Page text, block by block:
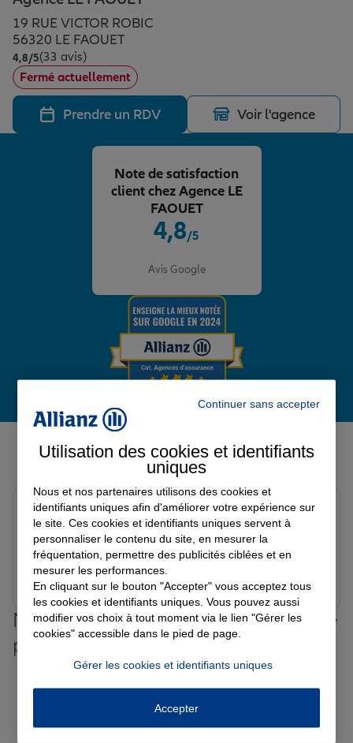
Assurance emprunteur
Prévoyance et dépendance
Assurance animal de compagnie
Protection de la famille
Protection juridique
Épargne & retraite
Plan épargne retraite
Assurance vie
Placements financiers
Investissements immobiliers
Transmission
Vos projets
Partir en vacances
Départ à la retraite
Préparer l’avenir
Conseil assurance
Assurance habitation
Le Pack Famille
Garantie des accidents de la vie
Protection juridique
Retraite
Tous nos devis d'assurance
Allianz en France
19 RUE VICTOR ROBIC
56320 LE FAOUET
4,8/5Note de 4.8 sur 5
(33 avis)
Fermé actuellement
Prendre un RDV Voir l'agence
4,8/5
Avis Google
Note de satisfaction
client chez Agence LE
FAOUET
Avis de l'agence Agence LE
FAOUET
Avis sur une période de 6 mois
Note de 5 sur 5
Le 27/04/2026 - Agence LE FAOUET
Aziliz L.
Prendre un RDV
Nos offres d'assurance dans les
plus grandes villes de France
Toutes les agences Allianz de France
Tous nos guides et conseils Allianz
Continuer sans accepter
Utilisation des cookies et identifiants
uniques
Nous et nos partenaires utilisons des cookies et
identifiants uniques afin d'améliorer votre expérience sur
le site. Ces cookies et identifiants uniques servent à
personnaliser le contenu du site, en mesurer la
fréquentation, permettre des publicités ciblées et en
mesurer les performances.
En cliquant sur le bouton "Accepter" vous acceptez tous
les cookies et identifiants uniques. Vous pouvez aussi
modifier vos choix à tout moment via le lien "Gérer les
cookies" accessible dans le pied de page.
Gérer les cookies et identifiants uniques
Accepter